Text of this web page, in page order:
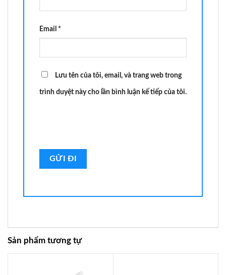
Email *
Lưu tên của tôi, email, và trang web trong
trình duyệt này cho lần bình luận kế tiếp của tôi.
Sản phẩm tương tự